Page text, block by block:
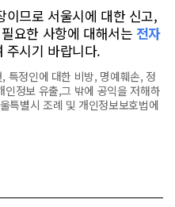
이므로 서울시에 대한 신고,
요한 사항에 대해서는 전자
주시기 바랍니다.
특정인에 대한 비방, 명예훼손, 정
정보 유출,그 밖에 공익을 저해하
특별시 조례 및 개인정보보호법에